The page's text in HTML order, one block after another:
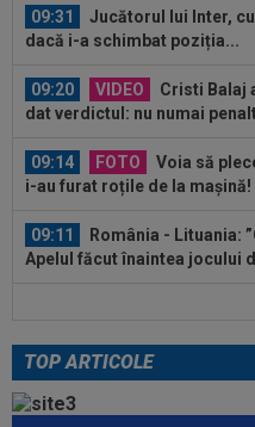
09:31
Jucătorul lui Inter,
dacă i-a schimbat poziția...
09:20 VIDEO
Cristi Balaj
dat verdictul: nu numai
09:14 FOTO
Voia să
i-au furat roțile de la mașină!
09:11
România - Lituania:
Apelul făcut înaintea jocului
Ce veste pentru
09:49
Gata: făcut praf de
să plece de la FCSB! ”Mi-e și...
TOP ARTICOLE